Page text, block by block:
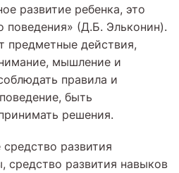
развитие ребенка, это
поведения» (Д.Б. Эльконин).
предметные действия,
мышление и
правила и
быть
решения.
развития
средство развития навыков